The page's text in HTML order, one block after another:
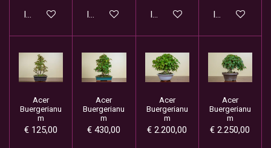
In winkelwagen In winkelwagen In winkelwagen In
Acer
Buergerianu
m
€ 125,00
Acer
Buergerianu
m
€ 430,00
Acer
Buergerianu
m
€ 2.200,00
Acer
Buergerianu
m
€ 2.250,00